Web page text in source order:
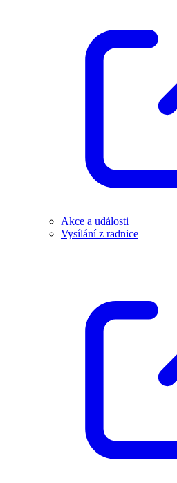
Akce a události
Vysílání z radnice